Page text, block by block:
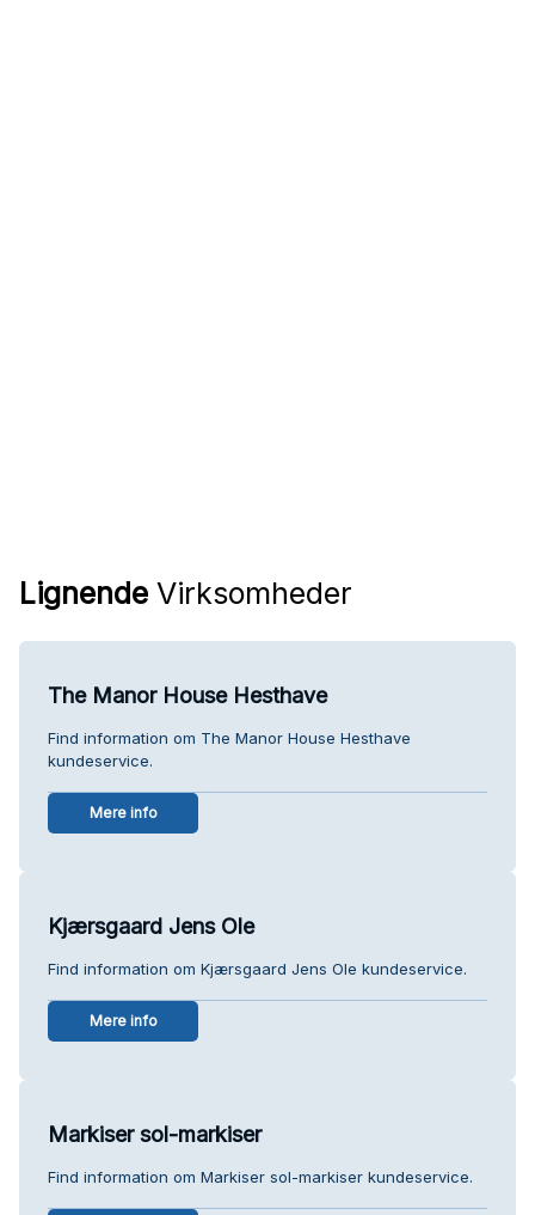
Lignende Virksomheder
The Manor House Hesthave
Find information om The Manor House Hesthave
kundeservice.
Mere info
Kjærsgaard Jens Ole
Find information om Kjærsgaard Jens Ole kundeservice.
Mere info
Markiser sol-markiser
Find information om Markiser sol-markiser kundeservice.